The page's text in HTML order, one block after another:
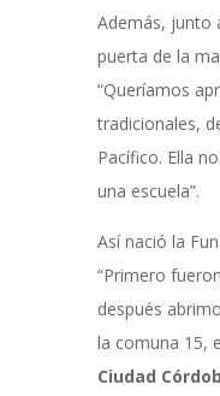
Además, junto
puerta de la
“Queríamos
tradicionales,
Pacífico. Ella
una escuela”.
Así nació la
“Primero
después
la comuna 15,
Ciudad